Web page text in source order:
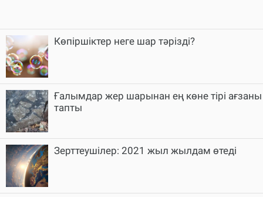
Көпіршіктер неге шар тәрізді?
Ғалымдар жер шарынан ең көне тірі ағзаны
тапты
Зерттеушілер: 2021 жыл жылдам өтеді